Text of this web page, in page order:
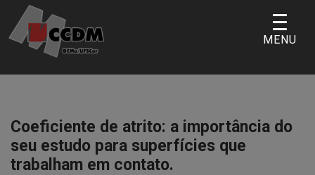
content
Coeficiente de atrito: a importância do
seu estudo para superfícies que
trabalham em contato.
MENU